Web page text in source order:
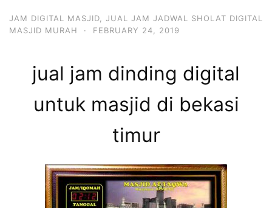
JAM DIGITAL MASJID
JUAL JAM JADWAL SHOLAT DIGITAL
MASJID MURAH
· FEBRUARY 24, 2019
jual jam dinding digital
untuk masjid di bekasi
timur